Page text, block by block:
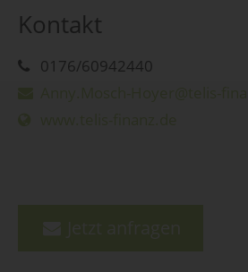
Kontakt
0176/60942440